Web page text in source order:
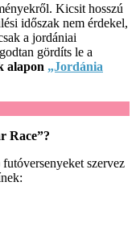
Kicsit hosszú
időszak nem érdekel,
a jordániai
gördíts le a
alapon „Jordánia
Race”?
szervez